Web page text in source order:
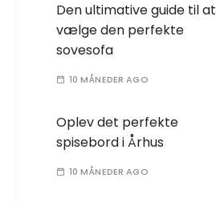
Den ultimative guide til at
vælge den perfekte
sovesofa
10 MÅNEDER AGO
Oplev det perfekte
spisebord i Århus
10 MÅNEDER AGO